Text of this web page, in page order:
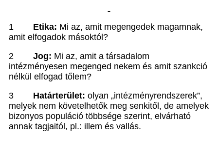
1 Etika: Mi az, amit megengedek magamnak,
amit elfogadok másoktól?
2
Jog: Mi az, amit a társadalom
intézményesen megenged nekem és amit szankció
nélkül elfogad tőlem?
3
Határterület: olyan „intézményrendszerek”,
melyek nem követelhetők meg senkitől, de amelyek
bizonyos populáció többsége szerint, elvárható
annak tagjaitól, pl.: illem és vallás.